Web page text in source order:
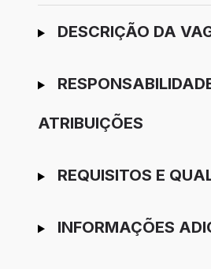
Ir para candidatura
DESCRIÇÃO DA
ATRIBUIÇÕES
REQUISITOS E
INFORMAÇÕES